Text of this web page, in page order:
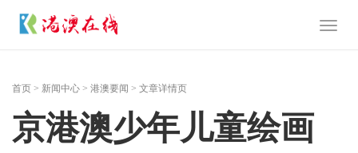
Toggle
首页 > 新闻中心 > 港澳要闻 > 文章详情页
京港澳少年儿童绘画